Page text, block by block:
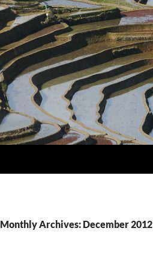
Monthly Archives: December 2012